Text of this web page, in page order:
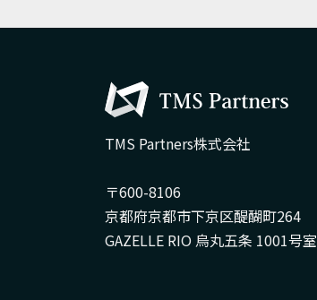
TMS Partners株式会社
〒600-8106
京都府京都市下京区醍醐町264
GAZELLE RIO 烏丸五条 1001号室